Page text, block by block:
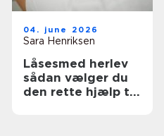
04. june 2026
Sara Henriksen
Låsesmed herlev
sådan vælger du
den rette hjælp til